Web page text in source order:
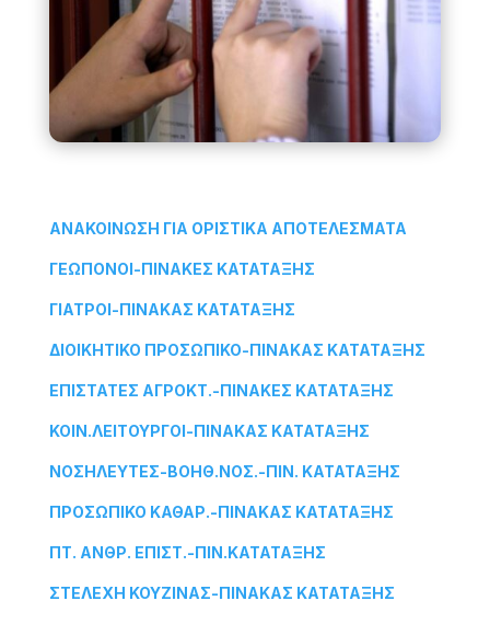
ΑΝΑΚΟΙΝΩΣΗ ΓΙΑ ΟΡΙΣΤΙΚΑ ΑΠΟΤΕΛΕΣΜΑΤΑ
ΓΕΩΠΟΝΟΙ-ΠΙΝΑΚΕΣ ΚΑΤΑΤΑΞΗΣ
ΓΙΑΤΡΟΙ-ΠΙΝΑΚΑΣ ΚΑΤΑΤΑΞΗΣ
ΔΙΟΙΚΗΤΙΚΟ ΠΡΟΣΩΠΙΚΟ-ΠΙΝΑΚΑΣ ΚΑΤΑΤΑΞΗΣ
ΕΠΙΣΤΑΤΕΣ ΑΓΡΟΚΤ.-ΠΙΝΑΚΕΣ ΚΑΤΑΤΑΞΗΣ
ΚΟΙΝ.ΛΕΙΤΟΥΡΓΟΙ-ΠΙΝΑΚΑΣ ΚΑΤΑΤΑΞΗΣ
ΝΟΣΗΛΕΥΤΕΣ-ΒΟΗΘ.ΝΟΣ.-ΠΙΝ. ΚΑΤΑΤΑΞΗΣ
ΠΡΟΣΩΠΙΚΟ ΚΑΘΑΡ.-ΠΙΝΑΚΑΣ ΚΑΤΑΤΑΞΗΣ
ΠΤ. ΑΝΘΡ. ΕΠΙΣΤ.-ΠΙΝ.ΚΑΤΑΤΑΞΗΣ
ΣΤΕΛΕΧΗ ΚΟΥΖΙΝΑΣ-ΠΙΝΑΚΑΣ ΚΑΤΑΤΑΞΗΣ